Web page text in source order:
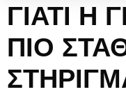
ΓΙΑΤΙ Η
ΠΙΟ